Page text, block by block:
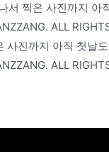
서 찍은 사진까지 아
ALL
사진까지 아직 첫날
ALL